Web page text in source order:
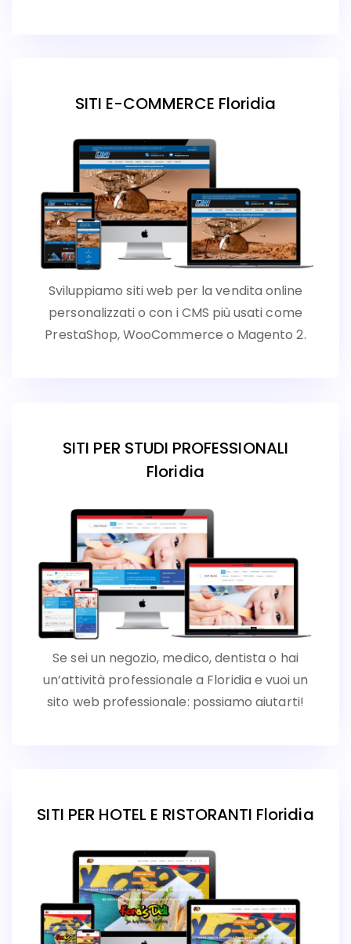
SITI E-COMMERCE Floridia
Sviluppiamo siti web per la vendita online
personalizzati o con i CMS più usati come
PrestaShop, WooCommerce o Magento 2.
SITI PER STUDI PROFESSIONALI
Floridia
Se sei un negozio, medico, dentista o hai
un’attività professionale a Floridia e vuoi un
sito web professionale: possiamo aiutarti!
SITI PER HOTEL E RISTORANTI Floridia